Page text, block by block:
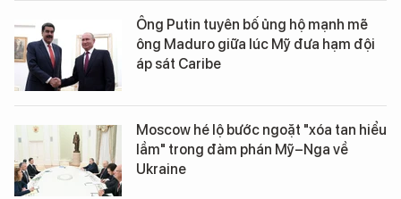
Ông Putin tuyên bố ủng hộ mạnh mẽ
ông Maduro giữa lúc Mỹ đưa hạm đội
áp sát Caribe
Moscow hé lộ bước ngoặt "xóa tan hiểu
lầm" trong đàm phán Mỹ–Nga về
Ukraine